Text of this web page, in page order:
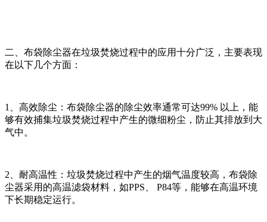
二、布袋除尘器在垃圾焚烧过程中的应用十分广泛，主要表现
在以下几个方面：
1、高效除尘：布袋除尘器的除尘效率通常可达99% 以上，能
够有效捕集垃圾焚烧过程中产生的微细粉尘，防止其排放到大
气中。
2、耐高温性：垃圾焚烧过程中产生的烟气温度较高，布袋除
尘器采用的高温滤袋材料，如PPS、 P84等，能够在高温环境
下长期稳定运行。